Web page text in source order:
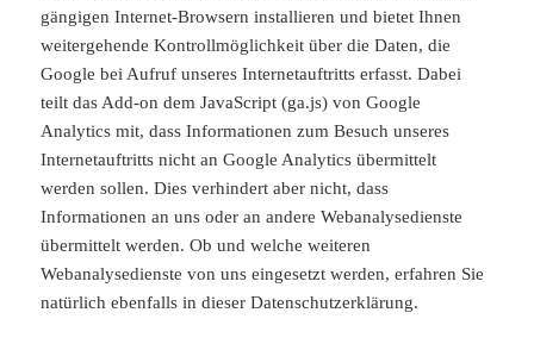
gängigen Internet-Browsern installieren und bietet Ihnen
weitergehende Kontrollmöglichkeit über die Daten, die
Google bei Aufruf unseres Internetauftritts erfasst. Dabei
teilt das Add-on dem JavaScript (ga.js) von Google
Analytics mit, dass Informationen zum Besuch unseres
Internetauftritts nicht an Google Analytics übermittelt
werden sollen. Dies verhindert aber nicht, dass
Informationen an uns oder an andere Webanalysedienste
übermittelt werden. Ob und welche weiteren
Webanalysedienste von uns eingesetzt werden, erfahren Sie
natürlich ebenfalls in dieser Datenschutzerklärung.